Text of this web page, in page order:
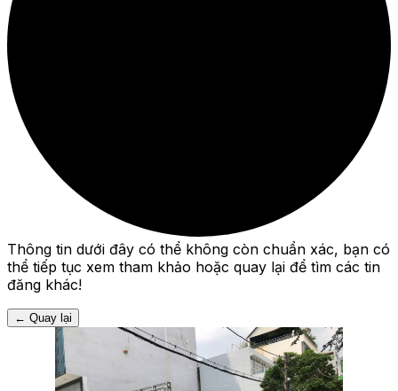
Thông tin dưới đây có thể không còn chuẩn xác, bạn có
thể tiếp tục xem tham khảo hoặc quay lại để tìm các tin
đăng khác!
← Quay lại